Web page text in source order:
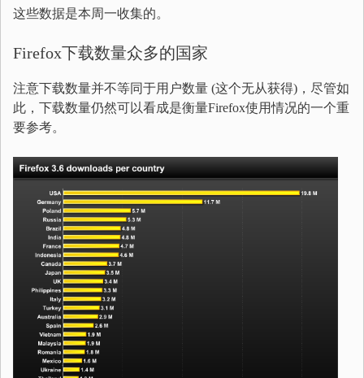
这些数据是本周一收集的。
Firefox下载数量众多的国家
注意下载数量并不等同于用户数量 (这个无从获得)，尽管如
此，下载数量仍然可以看成是衡量Firefox使用情况的一个重
要参考。